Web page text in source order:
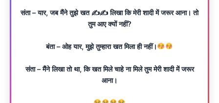
संता – यार, जब मैंने तुझे खत ✍️✍️ लिखा कि मेरी शादी में जरूर आना। तो
तुम आए क्यों नहीं?
बंता – ओह यार, मुझे तुम्हारा खत मिला ही नहीं।
संता – मैंने लिखा तो था, कि खत मिले चाहे ना मिले तुम मेरी शादी में जरूर
आना।